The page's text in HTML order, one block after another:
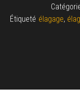
Étiqueté élagage,